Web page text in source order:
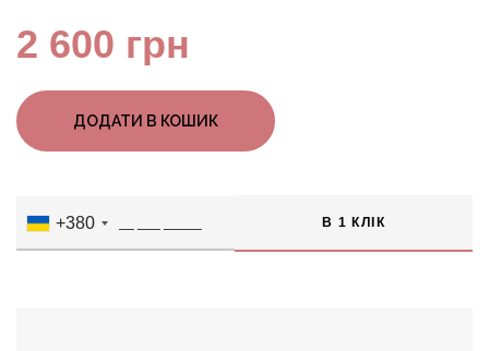
2 600 грн
ДОДАТИ В КОШИК
+380